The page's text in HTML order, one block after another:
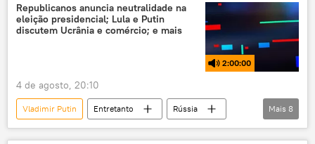
Republicanos anuncia neutralidade na
eleição presidencial; Lula e Putin
discutem Ucrânia e comércio; e mais
2:00:00
4 de agosto, 20:10
Vladimir Putin Entretanto
Rússia
Flávio Bolsonaro
Flávio Dino
Mais 8